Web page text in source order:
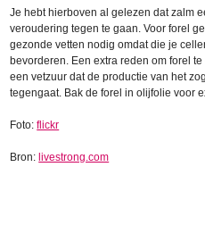
Je hebt hierboven al gelezen dat zalm
veroudering tegen te gaan. Voor forel
gezonde vetten nodig omdat die je
bevorderen. Een extra reden om forel
een vetzuur dat de productie van het
tegengaat. Bak de forel in olijfolie voor
Foto:flickr
Bron: livestrong.com